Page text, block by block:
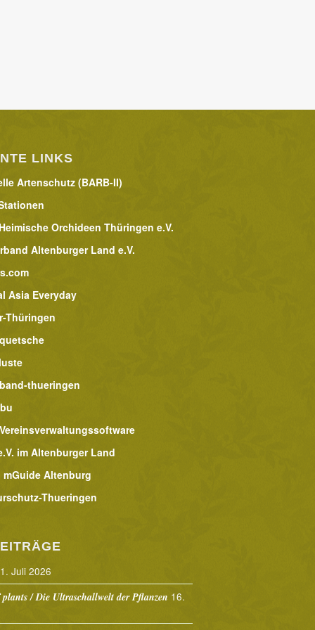
LINKS
Artenschutz (BARB-II)
Orchideen Thüringen e.V.
Altenburger Land e.V.
Asia Everyday
Thüringen
thueringen
im Altenburger Land
Altenburg
Thueringen
Juli 2026
/ Die Ultraschallwelt der Pflanzen 16.